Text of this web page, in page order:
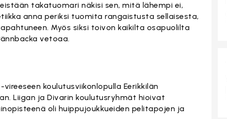
takatuomari näkisi sen, mitä lähempi ei,
anna periksi tuomita rangaistusta sellaisesta,
Myös siksi toivon kaikilta osapuolilta
vetoaa.
koulutusviikonlopulla Eerikkilän
Liigan ja Divarin koulutusryhmät hioivat
oli huippujoukkueiden pelitapojen ja